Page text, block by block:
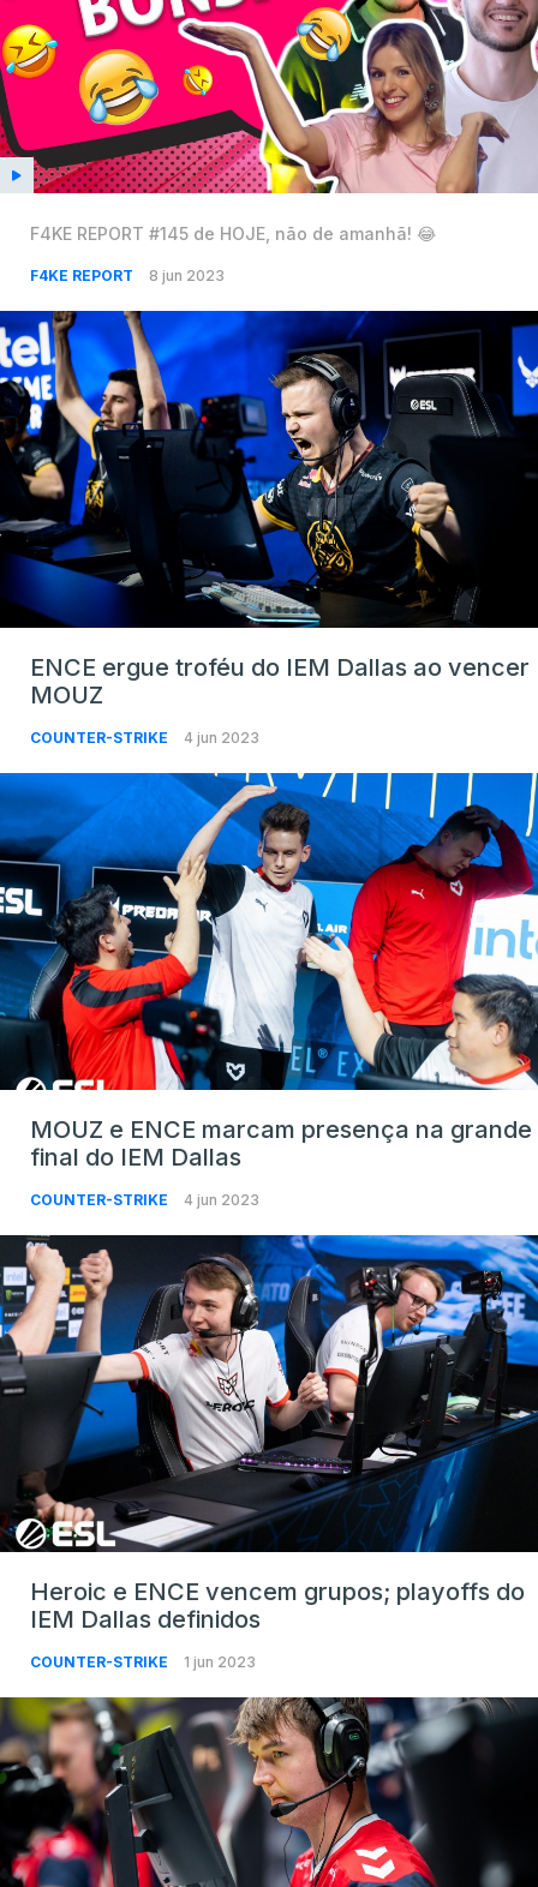
F4KE REPORT #145 de HOJE, não de amanhã! 😂
F4KE REPORT 8 jun 2023
ENCE ergue troféu do IEM Dallas ao vencer
MOUZ
COUNTER-STRIKE 4 jun 2023
MOUZ e ENCE marcam presença na grande
final do IEM Dallas
COUNTER-STRIKE 4 jun 2023
Heroic e ENCE vencem grupos; playoffs do
IEM Dallas definidos
COUNTER-STRIKE 1 jun 2023